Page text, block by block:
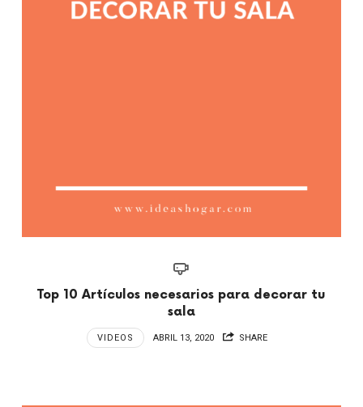
Top 10 Artículos necesarios para decorar tu
sala
VIDEOS ABRIL 13, 2020 SHARE